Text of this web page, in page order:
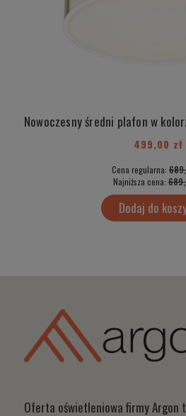
499,00 zł
Cena regularna:
Najniższa cena:
Dodaj do
Oferta oświetleniowa firmy Argon